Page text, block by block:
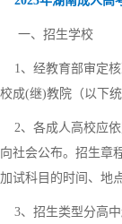
一、招生学校
1、经教育部审定核
校成(继)教院（以下
2、各成人高校应依
向社会公布。招生章
加试科目的时间、地
3、招生类型分高中